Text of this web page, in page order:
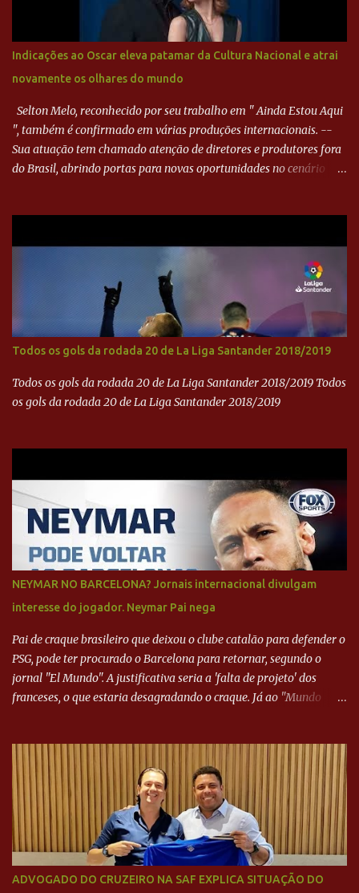
Goiás era nulo, tanto que o Paraná seguiu em cima. Aos 32
minutos, Jefferson cabeceou e Harlei fez grande defesa. Seis
minutos depois, Wellington encheu o pé e quase surpreendeu o
goleiro rival, que novamente defendeu. No fim, Jefferson teve
outra boa chance, mas parou no goleiro. Gol para matar espera...
Indicações ao Oscar eleva patamar da Cultura Nacional e atrai
novamente os olhares do mundo
Selton Melo, reconhecido por seu trabalho em " Ainda Estou Aqui
", também é confirmado em várias produções internacionais. --
Sua atuação tem chamado atenção de diretores e produtores fora
do Brasil, abrindo portas para novas oportunidades no cenário
Todos os gols da rodada 20 de La Liga Santander 2018/2019
Todos os gols da rodada 20 de La Liga Santander 2018/2019 Todos
os gols da rodada 20 de La Liga Santander 2018/2019
NEYMAR NO BARCELONA? Jornais internacional divulgam
interesse do jogador. Neymar Pai nega
Pai de craque brasileiro que deixou o clube catalão para defender o
PSG, pode ter procurado o Barcelona para retornar, segundo o
jornal "El Mundo". A justificativa seria a 'falta de projeto' dos
franceses, o que estaria desagradando o craque. Já ao "Mundo
Neymar Pai nega
ADVOGADO DO CRUZEIRO NA SAF EXPLICA SITUAÇÃO DO